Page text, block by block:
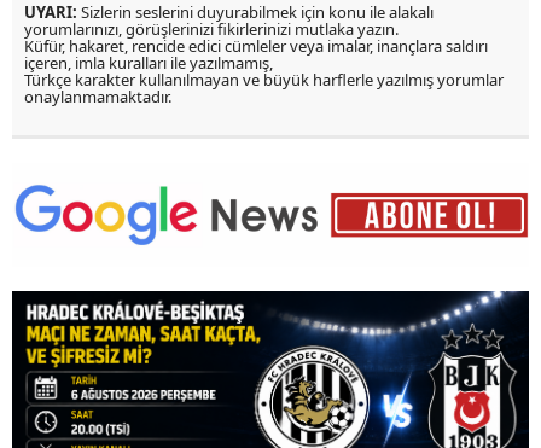
UYARI: Sizlerin seslerini duyurabilmek için konu ile alakalı
yorumlarınızı, görüşlerinizi fikirlerinizi mutlaka yazın.
Küfür, hakaret, rencide edici cümleler veya imalar, inançlara saldırı
içeren, imla kuralları ile yazılmamış,
Türkçe karakter kullanılmayan ve büyük harflerle yazılmış yorumlar
onaylanmamaktadır.